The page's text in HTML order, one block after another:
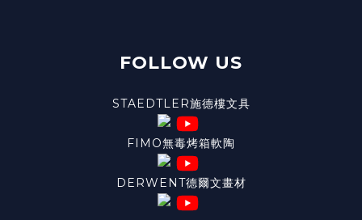
FOLLOW US
STAEDTLER施德樓文具
FIMO無毒烤箱軟陶
DERWENT德爾文畫材